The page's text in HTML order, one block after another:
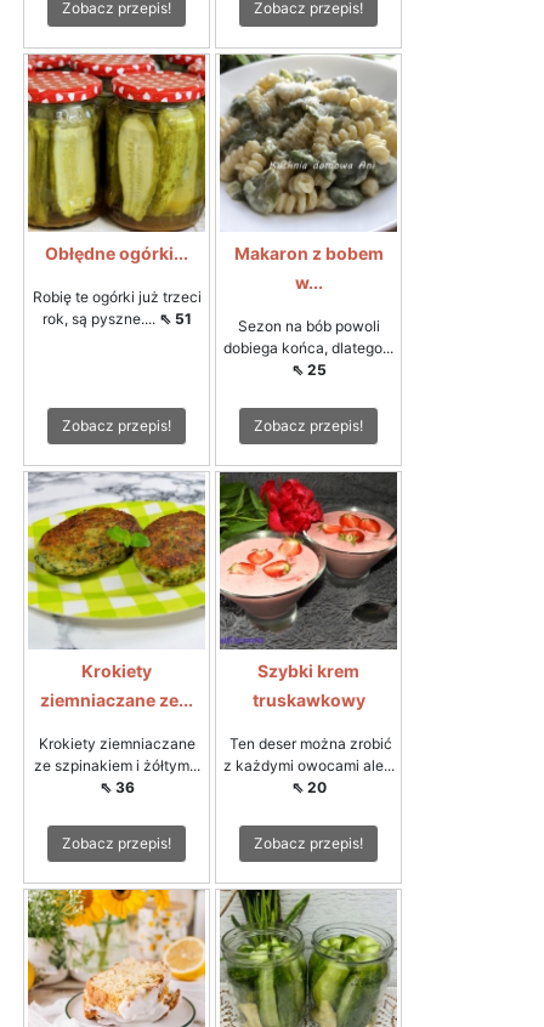
Zobacz przepis! Zobacz przepis!
Obłędne ogórki...
Robię te ogórki już trzeci
rok, są pyszne.... ⇖ 51
Zobacz przepis!
Makaron z bobem
w...
Sezon na bób powoli
dobiega końca, dlatego...
⇖ 25
Zobacz przepis!
Krokiety
ziemniaczane ze...
Krokiety ziemniaczane
ze szpinakiem i żółtym...
⇖ 36
Zobacz przepis!
Szybki krem
truskawkowy
Ten deser można zrobić
z każdymi owocami ale...
⇖ 20
Zobacz przepis!